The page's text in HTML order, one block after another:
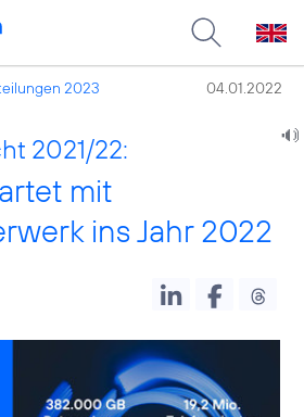
2023 04.01.2022
2021/22:
mit
ins Jahr 2022